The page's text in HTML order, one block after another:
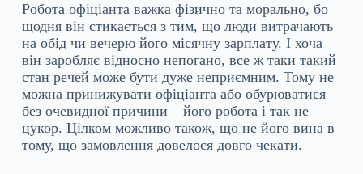
Робота офіціанта важка фізично та морально, бо
щодня він стикається з тим, що люди витрачають
на обід чи вечерю його місячну зарплату. І хоча
він заробляє відносно непогано, все ж таки такий
стан речей може бути дуже неприємним. Тому не
можна принижувати офіціанта або обурюватися
без очевидної причини – його робота і так не
цукор. Цілком можливо також, що не його вина в
тому, що замовлення довелося довго чекати.